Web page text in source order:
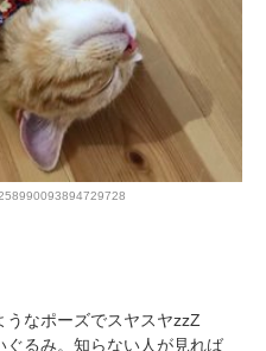
なポーズでスヤスヤzzZ
るみ。知らない人が見れば
pecocats
ねこ部をフォロー
ンロードする